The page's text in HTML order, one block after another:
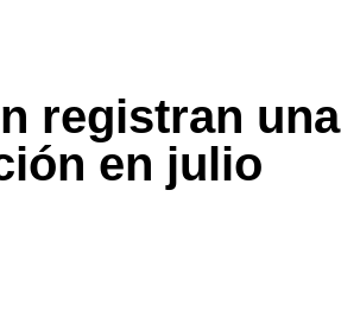
registran una
en julio